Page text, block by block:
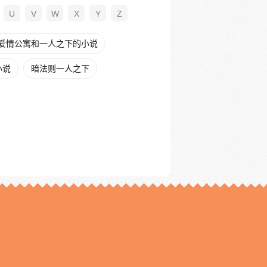
U V W X Y Z
情公寓和一人之下的小说
说 暗法则一人之下